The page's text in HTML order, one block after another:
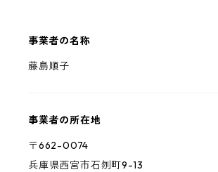
事業者の名称
藤島順子
事業者の所在地
〒662-0074
兵庫県西宮市石刎町9-13